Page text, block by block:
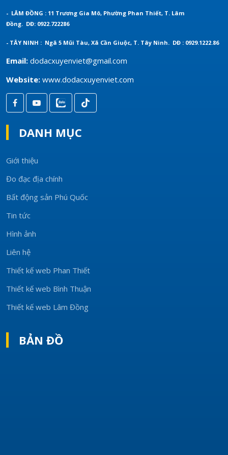
- LÂM ĐỒNG : 11 Trương Gia Mô, Phường Phan Thiết, T. Lâm
Đồng. DĐ: 0922.722286
- TÂY NINH : Ngã 5 Mũi Tàu, Xã Cần Giuộc, T. Tây Ninh. DĐ : 0929.1222.86
Email: dodacxuyenviet@gmail.com
Website: www.dodacxuyenviet.com
DANH MỤC
Giới thiệu
Đo đạc địa chính
Bất động sản Phú Quốc
Tin tức
Hình ảnh
Liên hệ
Thiết kế web Phan Thiết
Thiết kế web Bình Thuận
Thiết kế web Lâm Đồng
BẢN ĐỒ